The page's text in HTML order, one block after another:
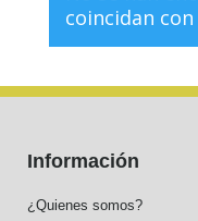
coincidan
Información
¿Quienes somos?